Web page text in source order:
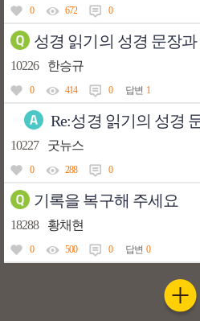
0 672 0
성경 읽기의 성경 문장과 성경
10226 한승규
0 414 0 답변 1
Re:성경 읽기의 성경 문장과 성
10227 굿뉴스
0 288 0
기록을 복구해 주세요
18288 황채현
0 500 0 답변 0